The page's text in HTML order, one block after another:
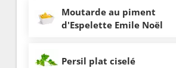
Moutarde au piment
d'Espelette Emile Noël
Persil plat ciselé